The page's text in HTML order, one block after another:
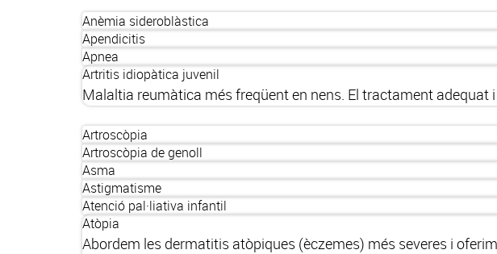
Anèmia sideroblàstica
Apendicitis
Apnea
Artritis idiopàtica juvenil
Malaltia reumàtica més freqüent en nens. El tractament adequat
Artroscòpia
Artroscòpia de genoll
Asma
Astigmatisme
Atenció pal·liativa infantil
Atòpia
Abordem les dermatitis atòpiques (èczemes) més severes i